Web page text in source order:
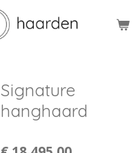
Signature
hanghaard